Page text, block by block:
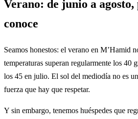
Verano: de junio a
conoce
Seamos honestos: el verano en M’Hamid
temperaturas superan regularmente los 40
los 45 en julio. El sol del mediodía no es
fuerza que hay que respetar.
Y sin embargo, tenemos huéspedes que